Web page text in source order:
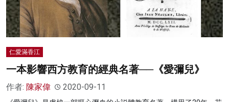
仁愛滿香江
一本影響西方教育的經典名著──《愛彌兒》
作者: 陳家偉 2020-09-11